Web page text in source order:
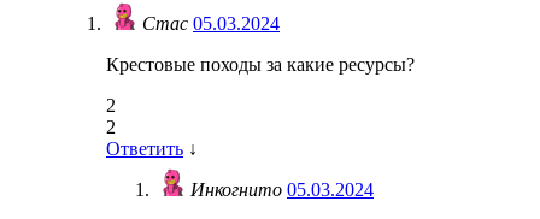
Стас 05.03.2024
Крестовые походы за какие ресурсы?
2
2
Ответить ↓
Инкогнито 05.03.2024